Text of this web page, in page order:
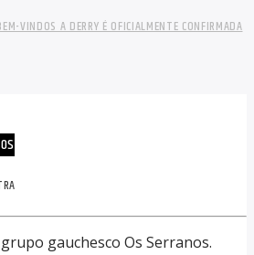
VINDOS A DERRY É OFICIALMENTE CONFIRMADA
gauchesco Os Serranos.